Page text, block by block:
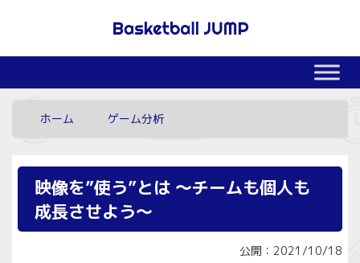
ホーム ゲーム分析
映像を”使う”とは 〜チームも個人も
成長させよう〜
公開：2021/10/18